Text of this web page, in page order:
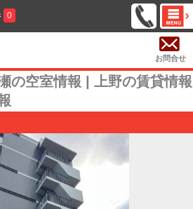
0
お問合せ
の空室情報 | 上野の賃貸情報